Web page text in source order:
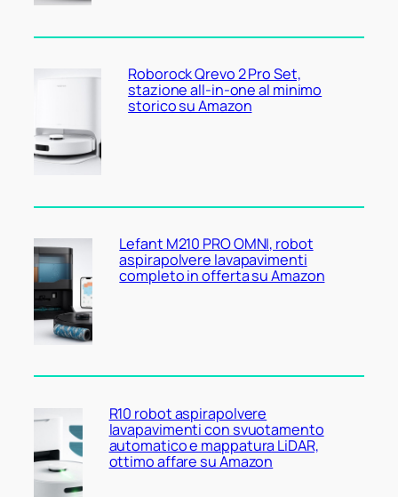
Roborock Qrevo 2 Pro Set,
stazione all-in-one al minimo
storico su Amazon
Lefant M210 PRO OMNI, robot
aspirapolvere lavapavimenti
completo in offerta su Amazon
R10 robot aspirapolvere
lavapavimenti con svuotamento
automatico e mappatura LiDAR,
ottimo affare su Amazon